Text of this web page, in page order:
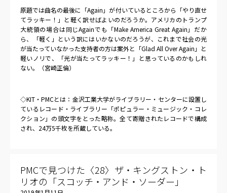
原題では曲名の最後に「Again 」が付いているところから「やり直せ
てラッキー！」と軽く訳せばよいのだろうか。アメリカのトランプ
大統領の場合は同じAgainでも「Make America Great Again 」だか
ら、「軽く」という訳にはいかないのだろうが、これまで社会の光
が当たっていなかった支持者の方は案外と「Glad All Over Again 」と
軽いノリで、「光が当たってラッキー！」と思っているのかもしれ
ない。（宮崎正倫）
◇KIT ・PMCとは：金沢工業大学がライブラリー・センターに設置し
ているレコード・ライブラリー「ポピュラー・ミュージック・コレ
クション」の頭文字をとった略称。全て寄贈されたレコードで構成
され、 24万5千枚を所蔵している。
PMCで見つけた〈28〉ザ・キングストン・ト
リオの「スコッチ・アンド・ソーダー」